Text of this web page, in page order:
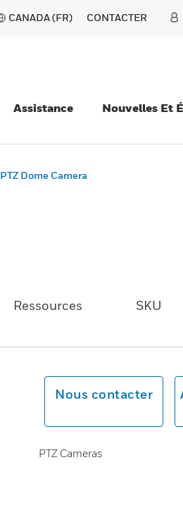
CANADA (FR) CONTACTER
Assistance Nouvelles Et
PTZ Dome Camera
Ressources SKU
Nous contacter
PTZ Cameras